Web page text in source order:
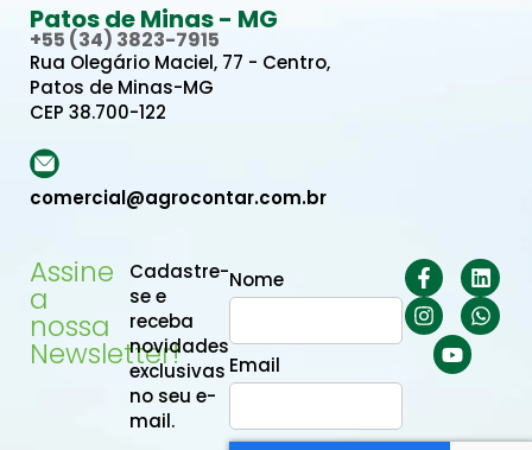
Patos de Minas - MG
+55 (34) 3823-7915
Rua Olegário Maciel, 77 - Centro,
Patos de Minas-MG
CEP 38.700-122
comercial@agrocontar.com.br
Assine
a
nossa
Newsletter!
Cadastre-
se e
receba
novidades
exclusivas
no seu e-
mail.
Nome
Email